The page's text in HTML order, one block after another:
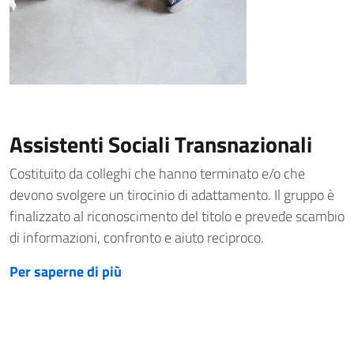
Assistenti Sociali Transnazionali
Costituito da colleghi che hanno terminato e/o che
devono svolgere un tirocinio di adattamento. Il gruppo è
finalizzato al riconoscimento del titolo e prevede scambio
di informazioni, confronto e aiuto reciproco.
Per saperne di più